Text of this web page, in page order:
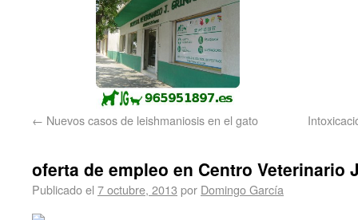
← Nuevos casos de leishmaniosis en el gato
oferta de empleo en Centro Veterinario
Publicado el 7 octubre, 2013 por Domingo García